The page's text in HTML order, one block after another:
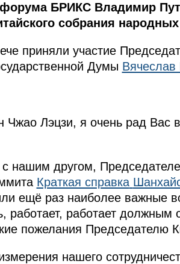
БРИКС Владимир
собрания
приняли участие
Думы
Лэцзи, я очень рад Вас
нашим другом,
Краткая справка
ещё раз наиболее важные
работает, работает
пожелания Председателю
нашего